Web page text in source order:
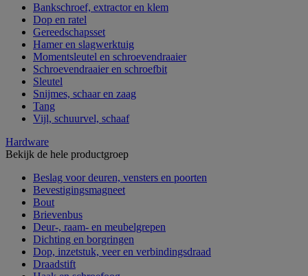
Bankschroef, extractor en klem
Dop en ratel
Gereedschapsset
Hamer en slagwerktuig
Momentsleutel en schroevendraaier
Schroevendraaier en schroefbit
Sleutel
Snijmes, schaar en zaag
Tang
Vijl, schuurvel, schaaf
Hardware
Bekijk de hele productgroep
Beslag voor deuren, vensters en poorten
Bevestigingsmagneet
Bout
Brievenbus
Deur-, raam- en meubelgrepen
Dichting en borgringen
Dop, inzetstuk, veer en verbindingsdraad
Draadstift